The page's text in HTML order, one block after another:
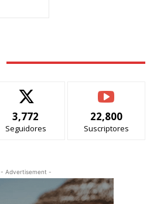
3,772
Seguidores
22,800
Suscriptores
- Advertisement -